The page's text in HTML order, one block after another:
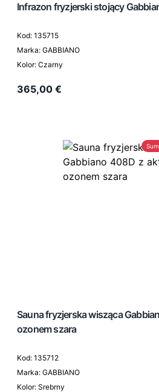
Infrazon fryzjerski stojący
Kod: 135715
Marka: GABBIANO
Kolor: Czarny
365,00 €
Sauna fryzjerska wisząca
ozonem szara
Kod: 135712
Marka: GABBIANO
Kolor: Srebrny